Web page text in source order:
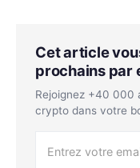
Cet article
prochains par
Rejoignez +40 000
crypto dans votre